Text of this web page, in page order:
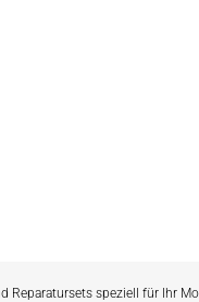
Reparatursets speziell für Ihr